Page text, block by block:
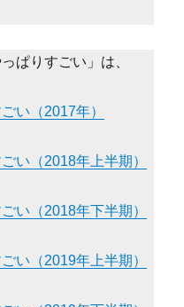
ぱりすごい」は、
い（2017年）
い（2018年上半期）
い（2018年下半期）
い（2019年上半期）